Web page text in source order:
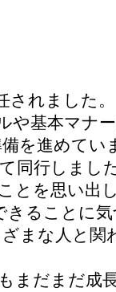
れました。
基本マナ
を進めてい
同行しました
とを思い
ることに気
まな人と
だまだ成